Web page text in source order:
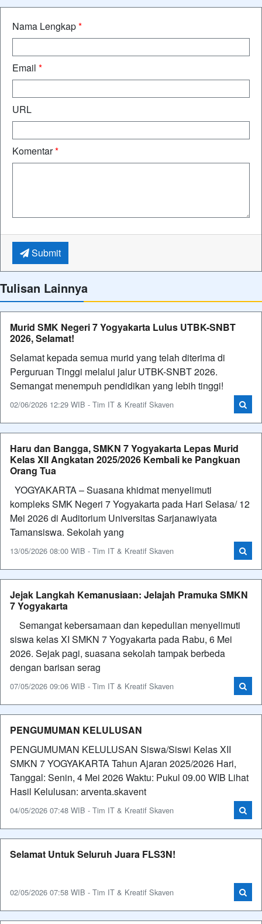
Nama Lengkap*
Email *
URL
Komentar*
Submit
Tulisan Lainnya
Murid SMK Negeri 7 Yogyakarta Lulus UTBK-SNBT
2026, Selamat!
Selamat kepada semua murid yang telah diterima di
Perguruan Tinggi melalui jalur UTBK-SNBT 2026.
Semangat menempuh pendidikan yang lebih tinggi!
02/06/2026 12:29 WIB - Tim IT & Kreatif Skaven
Haru dan Bangga, SMKN 7 Yogyakarta Lepas Murid
Kelas XII Angkatan 2025/2026 Kembali ke Pangkuan
Orang Tua
YOGYAKARTA – Suasana khidmat menyelimuti
kompleks SMK Negeri 7 Yogyakarta pada Hari Selasa/ 12
Mei 2026 di Auditorium Universitas Sarjanawiyata
Tamansiswa. Sekolah yang
13/05/2026 08:00 WIB - Tim IT & Kreatif Skaven
Jejak Langkah Kemanusiaan: Jelajah Pramuka SMKN
7 Yogyakarta
Semangat kebersamaan dan kepedulian menyelimuti
siswa kelas XI SMKN 7 Yogyakarta pada Rabu, 6 Mei
2026. Sejak pagi, suasana sekolah tampak berbeda
dengan barisan serag
07/05/2026 09:06 WIB - Tim IT & Kreatif Skaven
PENGUMUMAN KELULUSAN
PENGUMUMAN KELULUSAN Siswa/Siswi Kelas XII
SMKN 7 YOGYAKARTA Tahun Ajaran 2025/2026 Hari,
Tanggal: Senin, 4 Mei 2026 Waktu: Pukul 09.00 WIB Lihat
Hasil Kelulusan: arventa.skavent
04/05/2026 07:48 WIB - Tim IT & Kreatif Skaven
Selamat Untuk Seluruh Juara FLS3N!
02/05/2026 07:58 WIB - Tim IT & Kreatif Skaven